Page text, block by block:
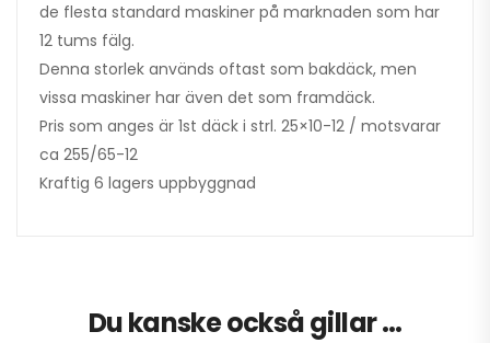
de flesta standard maskiner på marknaden som har
12 tums fälg.
Denna storlek används oftast som bakdäck, men
vissa maskiner har även det som framdäck.
Pris som anges är 1st däck i strl. 25×10-12 / motsvarar
ca 255/65-12
Kraftig 6 lagers uppbyggnad
Du kanske också gillar …